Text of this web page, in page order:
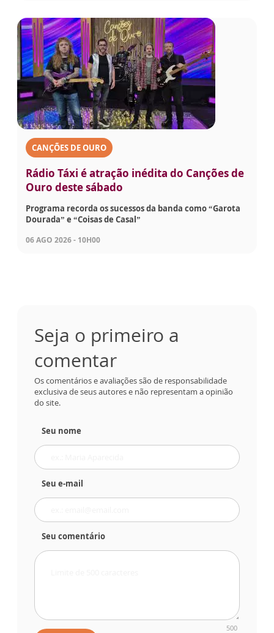
CANÇÕES DE OURO
Rádio Táxi é atração inédita do Canções de
Ouro deste sábado
Programa recorda os sucessos da banda como “Garota
Dourada” e “Coisas de Casal”
06 AGO 2026 - 10H00
Seja o primeiro a
comentar
Os comentários e avaliações são de responsabilidade
exclusiva de seus autores e não representam a opinião
do site.
Seu nome
Seu e-mail
Seu comentário
500